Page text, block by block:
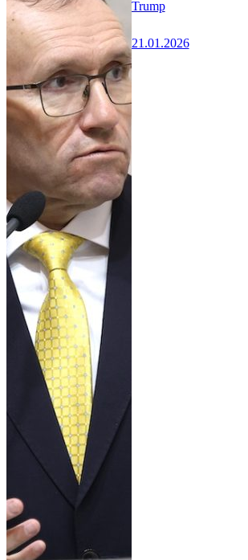
Trump
21.01.2026